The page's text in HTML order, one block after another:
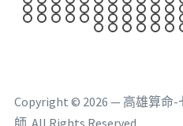
Copyright © 2026 — 高雄算命